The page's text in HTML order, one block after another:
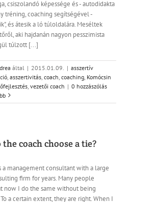
csiszolandó képessége és - autodidakta
tréning, coaching segítségével -
és átesik a ló túloldalára. Meséltek
aki hajdanán nagyon pesszimista
túlzott [...]
által | 2015.01.09. | asszertív
asszertivitás coach coaching Komócsin
vezetői coach | 0 hozzászólás
coach choose a tie?
a management consultant with a large
firm for years. Many people
now I do the same without being
a certain extent, they are right. When I